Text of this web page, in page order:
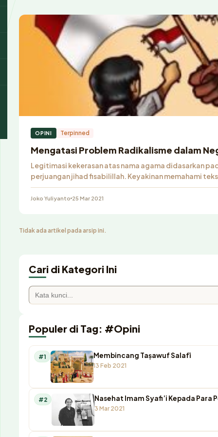
OPINI Terpinned
Mengatasi Problem Radikalisme dalam
Legitimasi kekerasan atas nama agama didasarkan
perjuangan jihad fisabilillah. Keyakinan memahami
Joko Yuliyanto 25 Mar 2021
Tidak ada artikel pada arsip ini.
Cari di Kategori Ini
Populer di Tag: #Opini
#1 Membincang Taṣawuf Salafī
13 Feb 2021
#2 Nasehat Imam Syafi’i Kepada Para
3 Mar 2021